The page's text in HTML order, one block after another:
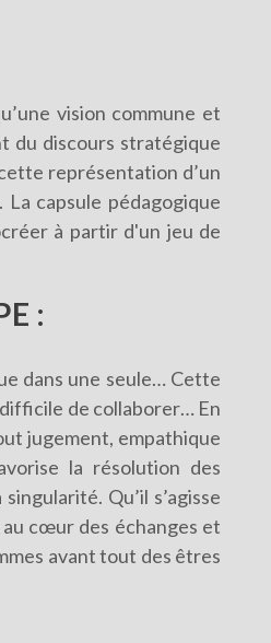
vision commune et
du discours stratégique
représentation d’un
capsule pédagogique
à partir d'un jeu de
:
dans une seule… Cette
de collaborer… En
jugement, empathique
la résolution des
Qu’il s’agisse
cœur des échanges et
avant tout des êtres